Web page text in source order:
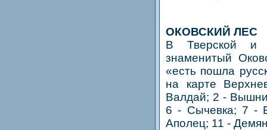
ОКОВСКИЙ ЛЕС
В Тверской и
знаменитый
«есть пошла
на карте
Валдай; 2 -
6 - Сычевка; 7 -
Аполец; 11 -